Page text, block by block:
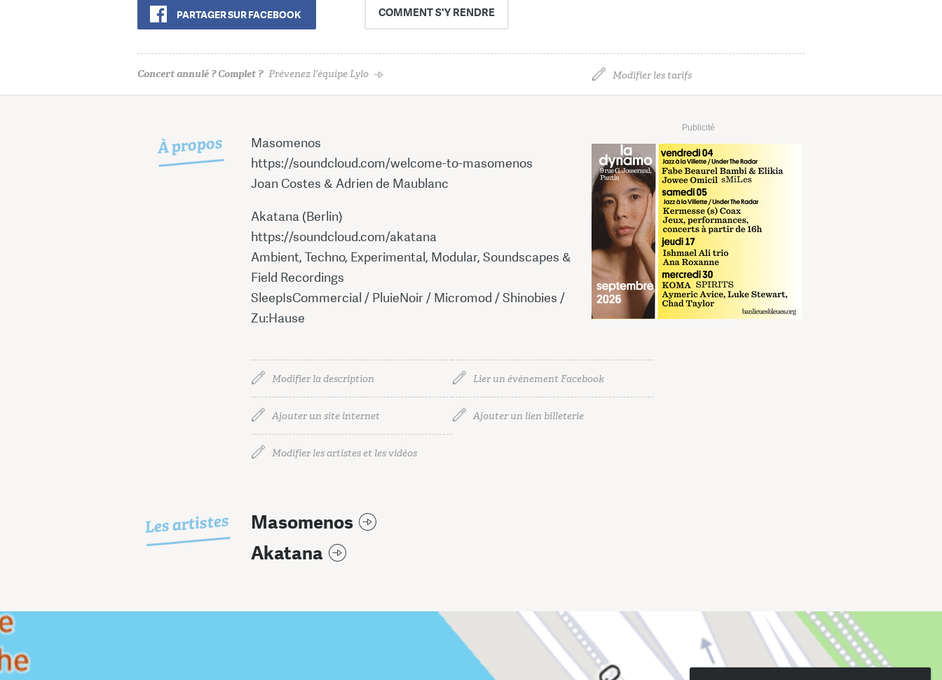
PARTAGER SUR FACEBOOK COMMENTS'Y RENDRE
Concert annulé ? Complet ? Prévenez l'équipe Lylo Modifier les tarifs
À propos
Publicité
Masomenos
https://soundcloud.com/welcome-to-masomenos
Joan Costes & Adrien de Maublanc
Akatana (Berlin)
https://soundcloud.com/akatana
Ambient, Techno, Experimental, Modular, Soundscapes &
Field Recordings
SleepIsCommercial / PluieNoir / Micromod / Shinobies /
Zu:Hause
Modifier la description Lier un événement Facebook
Ajouter un site internet Ajouter un lien billeterie
Modifier les artistes et les vidéos
Les artistes
Masomenos
Akatana